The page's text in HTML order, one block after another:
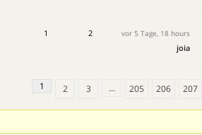
1 2 vor 5 Tage, 18 hours
joia
1 2 3 … 205 206 207